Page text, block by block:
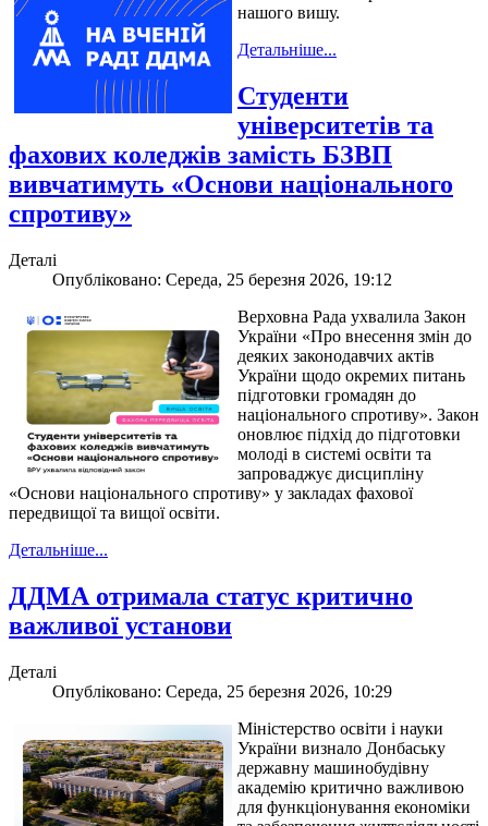
нашого вишу.
Детальніше...
Студенти
університетів та
фахових коледжів замість БЗВП
вивчатимуть «Основи національного
спротиву»
Деталі
Опубліковано: Середа, 25 березня 2026, 19:12
Верховна Рада ухвалила Закон
України «Про внесення змін до
деяких законодавчих актів
України щодо окремих питань
підготовки громадян до
національного спротиву». Закон
оновлює підхід до підготовки
молоді в системі освіти та
запроваджує дисципліну
«Основи національного спротиву» у закладах фахової
передвищої та вищої освіти.
Детальніше...
ДДМА отримала статус критично
важливої установи
Деталі
Опубліковано: Середа, 25 березня 2026, 10:29
Міністерство освіти і науки
України визнало Донбаську
державну машинобудівну
академію критично важливою
для функціонування економіки